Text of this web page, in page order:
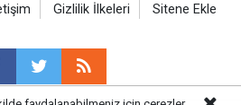
Gizlilik İlkeleri Sitene Ekle